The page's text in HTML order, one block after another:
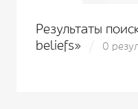
Результаты
beliefs»
0